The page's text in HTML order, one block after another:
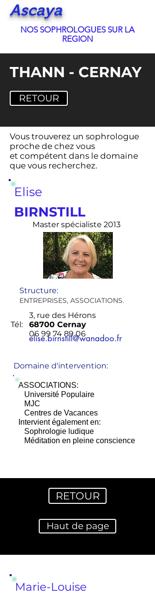
Ascaya
NOS SOPHROLOGUESSUR LA
REGION
THANN - CERNAY
RETOUR
Vous trouverez un sophrologue
proche de chez vous
et compétent dans le domaine
que vous recherchez.
Elise
BIRNSTILL
Master spécialiste 2013
Structure:
ENTREPRISES, ASSOCIATIONS.
3, rue des Hérons
68700 Cernay
Tél:
06 99 74 89 06
elise.birnstill@wanadoo.fr
Domaine d'intervention:
ASSOCIATIONS:
Université Populaire
MJC
Centres de Vacances
Intervient également en:
Sophrologie ludique
Méditation en pleine conscience
RETOUR
Haut de page
Marie-Louise